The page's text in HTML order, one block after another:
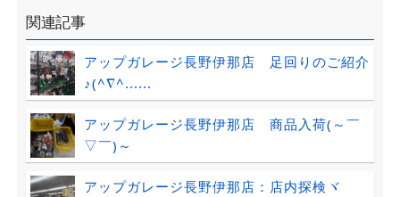
関連記事
アップガレージ長野伊那店 足回りのご紹介
♪(^∇^......
アップガレージ長野伊那店 商品入荷(～￣
▽￣)～
アップガレージ長野伊那店：店内探検ヾ